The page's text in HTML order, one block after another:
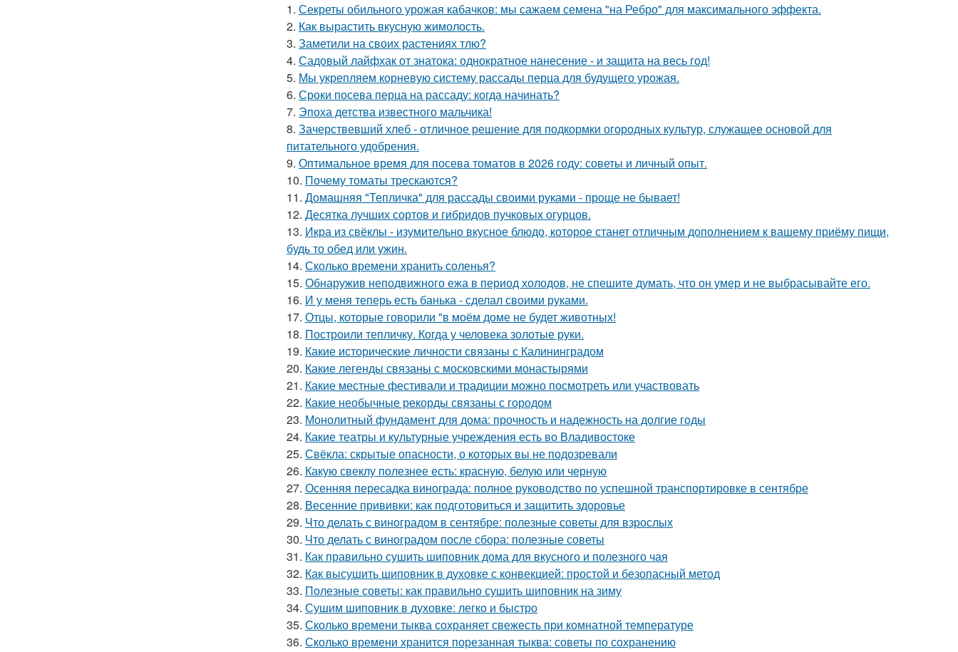
1. Секреты обильного урожая кабачков: мы сажаем семена "на Ребро" для максимального эффекта.
2. Как вырастить вкусную жимолость.
3. Заметили на своих растениях тлю?
4. Садовый лайфхак от знатока: однократное нанесение - и защита на весь год!
5. Мы укрепляем корневую систему рассады перца для будущего урожая.
6. Сроки посева перца на рассаду: когда начинать?
7. Эпоха детства известного мальчика!
8. Зачерствевший хлеб - отличное решение для подкормки огородных культур, служащее основой для
питательного удобрения.
9. Оптимальное время для посева томатов в 2026 году: советы и личный опыт.
10. Почему томаты трескаются?
11. Домашняя "Тепличка" для рассады своими руками - проще не бывает!
12. Десятка лучших сортов и гибридов пучковых огурцов.
13. Икра из свёклы - изумительно вкусное блюдо, которое станет отличным дополнением к вашему приёму пищи,
будь то обед или ужин.
14. Сколько времени хранить соленья?
15. Обнаружив неподвижного ежа в период холодов, не спешите думать, что он умер и не выбрасывайте его.
16. И у меня теперь есть банька - сделал своими руками.
17. Отцы, которые говорили "в моём доме не будет животных!
18. Построили тепличку. Когда у человека золотые руки.
19. Какие исторические личности связаны с Калининградом
20. Какие легенды связаны с московскими монастырями
21. Какие местные фестивали и традиции можно посмотреть или участвовать
22. Какие необычные рекорды связаны с городом
23. Монолитный фундамент для дома: прочность и надежность на долгие годы
24. Какие театры и культурные учреждения есть во Владивостоке
25. Свёкла: скрытые опасности, о которых вы не подозревали
26. Какую свеклу полезнее есть: красную, белую или черную
27. Осенняя пересадка винограда: полное руководство по успешной транспортировке в сентябре
28. Весенние прививки: как подготовиться и защитить здоровье
29. Что делать с виноградом в сентябре: полезные советы для взрослых
30. Что делать с виноградом после сбора: полезные советы
31. Как правильно сушить шиповник дома для вкусного и полезного чая
32. Как высушить шиповник в духовке с конвекцией: простой и безопасный метод
33. Полезные советы: как правильно сушить шиповник на зиму
34. Сушим шиповник в духовке: легко и быстро
35. Сколько времени тыква сохраняет свежесть при комнатной температуре
36. Сколько времени хранится порезанная тыква: советы по сохранению